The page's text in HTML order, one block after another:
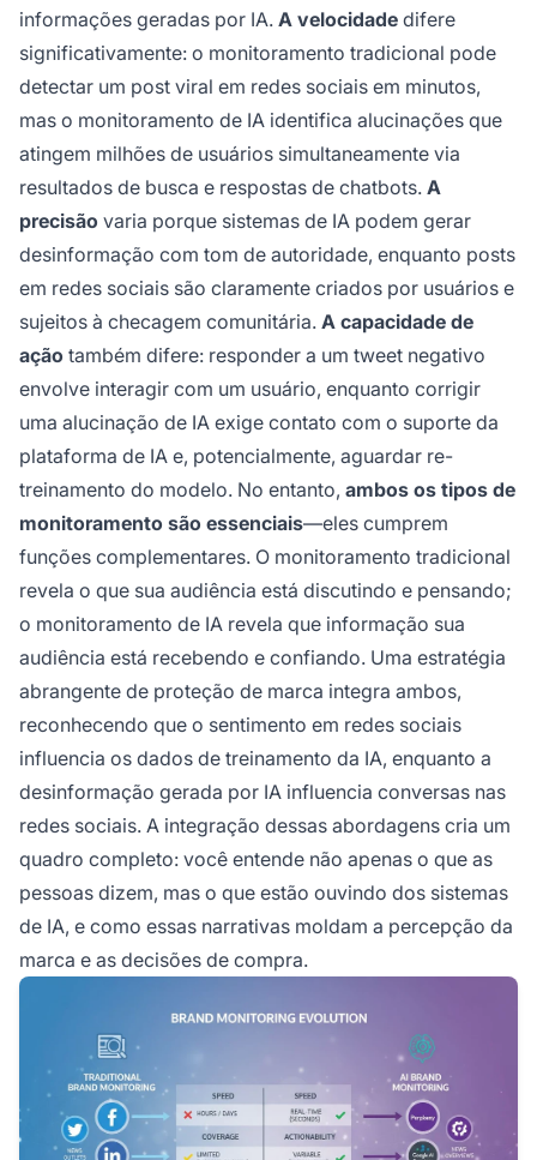
informações geradas por IA. A velocidade difere
significativamente: o monitoramento tradicional pode
detectar um post viral em redes sociais em minutos,
mas o monitoramento de IA identifica alucinações que
atingem milhões de usuários simultaneamente via
resultados de busca e respostas de chatbots. A
precisão varia porque sistemas de IA podem gerar
desinformação com tom de autoridade, enquanto posts
em redes sociais são claramente criados por usuários e
sujeitos à checagem comunitária. A capacidade de
ação também difere: responder a um tweet negativo
envolve interagir com um usuário, enquanto corrigir
uma alucinação de IA exige contato com o suporte da
plataforma de IA e, potencialmente, aguardar re-
treinamento do modelo. No entanto, ambos os tipos de
monitoramento são essenciais—eles cumprem
funções complementares. O monitoramento tradicional
revela o que sua audiência está discutindo e pensando;
o monitoramento de IA revela que informação sua
audiência está recebendo e confiando. Uma estratégia
abrangente de proteção de marca integra ambos,
reconhecendo que o sentimento em redes sociais
influencia os dados de treinamento da IA, enquanto a
desinformação gerada por IA influencia conversas nas
redes sociais. A integração dessas abordagens cria um
quadro completo: você entende não apenas o que as
pessoas dizem, mas o que estão ouvindo dos sistemas
de IA, e como essas narrativas moldam a percepção da
marca e as decisões de compra.